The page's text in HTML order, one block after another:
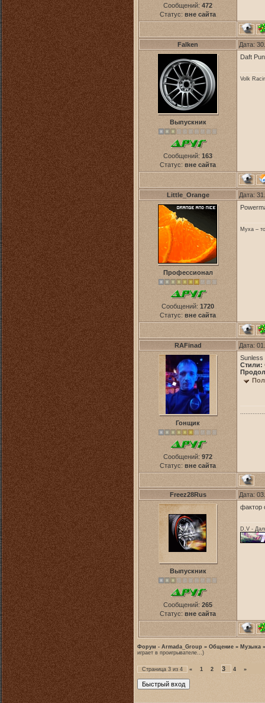
Сообщений: 472
Статус: вне сайта
Falken Дата:
Выпускник
Сообщений: 163
Статус: вне сайта
Daft
Volk
Little_Orange Дата:
Профессионал
Сообщений: 1720
Статус: вне сайта
Муха –
RAFinad Дата:
Гонщик
Сообщений: 972
Статус: вне сайта
Sunless
Стили:
Freez28Rus Дата:
Выпускник
Сообщений: 265
Статус: вне сайта
фактор
D.V -
Форум - Armada_Group » Общение » Музыка »
играет в проигрывателе...)
Страница 3 из 4 « 1 2 3 4 »